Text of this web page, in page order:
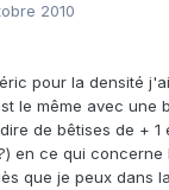
2010
pour la densité
le même avec une
de bêtises de + 1
en ce qui concerne
que je peux dans